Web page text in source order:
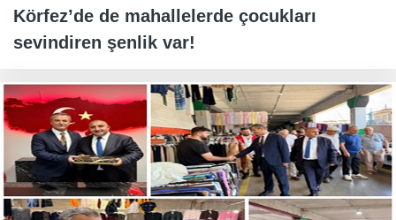
Körfez’de de mahallelerde çocukları
sevindiren şenlik var!